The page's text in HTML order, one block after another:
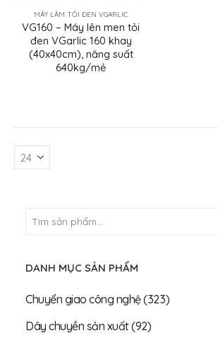
MÁY LÀM TỎI ĐEN VGARLIC
VG160 – Máy lên men tỏi
đen VGarlic 160 khay
(40x40cm), năng suất
640kg/mẻ
DANH MỤC SẢN PHẨM
Chuyển giao công nghệ(323)
Dây chuyền sản xuất(92)